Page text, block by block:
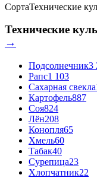
СортаТехнические
Технические
→
Подсолнечник3
Рапс1 103
Сахарная свекла
Картофель887
Соя824
Лён208
Конопля65
Хмель60
Табак40
Сурепица23
Хлопчатник22